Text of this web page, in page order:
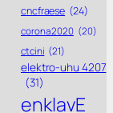
cncfraese (24)
corona 2020 (20)
ctcini (21)
elektro-uhu 4207
(31)
enklavE